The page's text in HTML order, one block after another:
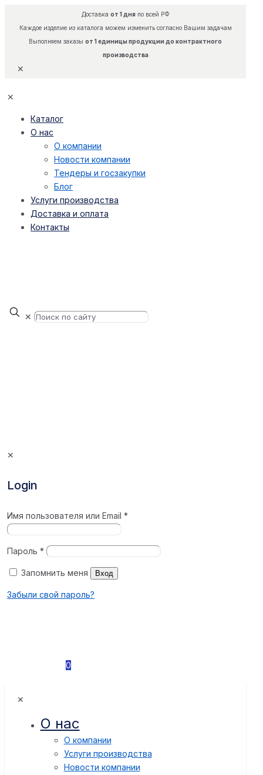
Доставка от 1 дняпо всей РФ
Каждое изделие из каталога можем изменить согласно Вашим задачам
Выполняем заказы от 1 единицы продукции до контрактного
производства
✕
✕
Каталог
О нас
О компании
Новости компании
Тендеры и госзакупки
Блог
Услуги производства
Доставка и оплата
Контакты
✕
✕
Login
Имя пользователя или Email*
Пароль*
Запомнить меня Вход
Забыли свой пароль?
0
✕
О нас
О компании
Услуги производства
Новости компании